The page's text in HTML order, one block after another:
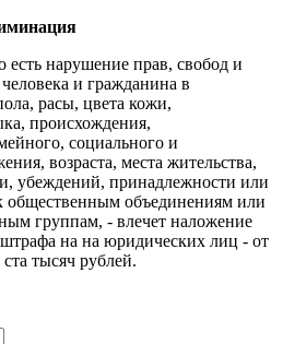
нарушение прав, свобод и
и гражданина в
расы, цвета кожи,
происхождения,
социального и
возраста, места жительства,
убеждений, принадлежности или
общественным объединениям или
группам, - влечет наложение
на на юридических лиц - от
тысяч рублей.